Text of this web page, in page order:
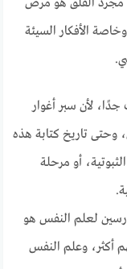
مجرد القلق هو مرض
الأفكار السيئة
لأن سبر أغوار
وحتى تاريخ كتابة هذه
أو مرحلة
لعلم النفس هو
أكثر، وعلم النفس